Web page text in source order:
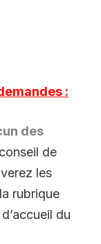
:
des
de
les
rubrique
du